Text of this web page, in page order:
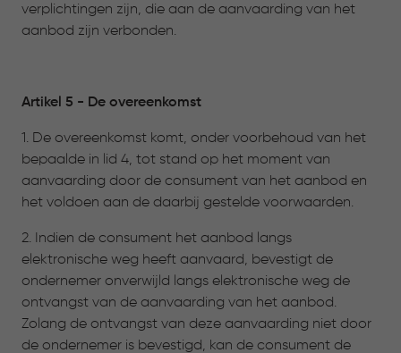
verplichtingen zijn, die aan de aanvaarding van het
aanbod zijn verbonden.
Artikel 5 - De overeenkomst
1. De overeenkomst komt, onder voorbehoud van het
bepaalde in lid 4, tot stand op het moment van
aanvaarding door de consument van het aanbod en
het voldoen aan de daarbij gestelde voorwaarden.
2. Indien de consument het aanbod langs
elektronische weg heeft aanvaard, bevestigt de
ondernemer onverwijld langs elektronische weg de
ontvangst van de aanvaarding van het aanbod.
Zolang de ontvangst van deze aanvaarding niet door
de ondernemer is bevestigd, kan de consument de